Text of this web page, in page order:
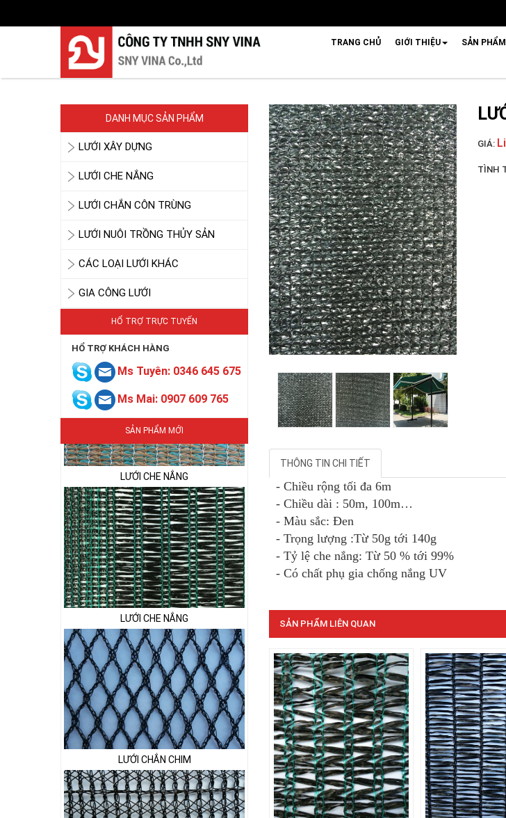
TRANG CHỦ GIỚI THIỆU SẢN PHẨM
DANH MỤC SẢN PHẨM
LƯỚI XÂY DỰNG
LƯỚI CHE NẮNG
LƯỚI CHẮN CÔN TRÙNG
LƯỚI NUÔI TRỒNG THỦY SẢN
CÁC LOẠI LƯỚI KHÁC
GIA CÔNG LƯỚI
HỔ TRỢ TRỰC TUYẾN
HỔ TRỢ KHÁCH HÀNG
Ms Tuyên: 0346 645 675
Ms Mai: 0907 609 765
SẢN PHẨM MỚI
LƯỚI CHE NẮNG
LƯỚI CHE NẮNG
LƯỚI CHẮN CHIM
GIÁ:
TÌNH
THÔNG TIN CHI TIẾT
- Chiều rộng tối đa 6m
- Chiều dài : 50m, 100m…
- Màu sắc: Đen
- Trọng lượng :Từ 50g tới 140g
- Tỷ lệ che nắng: Từ 50 % tới 99%
- Có chất phụ gia chống nắng UV
SẢN PHẨM LIÊN QUAN